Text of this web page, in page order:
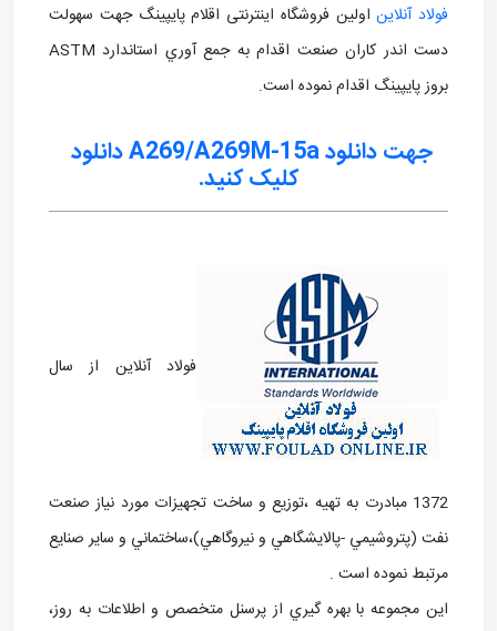
فولاد آنلایناولین فروشگاه اینترنتی اقلام پایپینگ جهت سهولت
دست اندر کاران صنعت اقدام به جمع آوري استاندارد ASTM
بروز پايپينگ اقدام نموده است.
جهت دانلود A269/A269M-15a دانلود
کلیک کنید.
فولاد آنلاین از سال
1372 مبادرت به تهيه ،توزيع و ساخت تجهيزات مورد نياز صنعت
نفت (پتروشيمي -پالايشگاهي و نيروگاهي)،ساختماني و ساير صنايع
مرتبط نموده است .
اين مجموعه با بهره گيري از پرسنل متخصص و اطلاعات به روز،